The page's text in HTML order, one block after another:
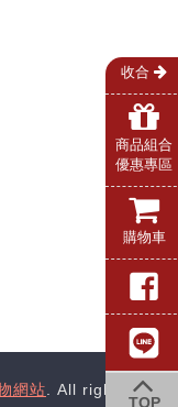
網站. All rights
收合
商品組合
優惠專區
購物車
TOP